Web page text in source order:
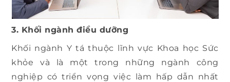
3. Khối ngành điều dưỡng
Khối ngành Y tá thuộc lĩnh vực Khoa học Sức
khỏe và là một trong những ngành công
nghiệp có triển vọng việc làm hấp dẫn nhất